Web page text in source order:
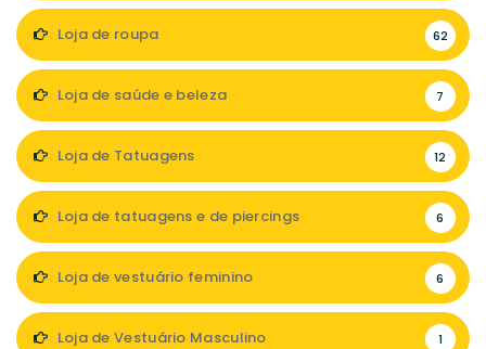
Loja de roupa 62
Loja de saúde e beleza 7
Loja de Tatuagens 12
Loja de tatuagens e de piercings 6
Loja de vestuário feminino 6
Loja de Vestuário Masculino 1